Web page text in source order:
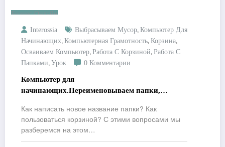
Бизнес Онлайн
Interossia Выбрасываем Мусор, Компьютер Для
Начинающих, Компьютерная Грамотность, Корзина,
Осваиваем Компьютер, Работа С Корзиной, Работа С
Папками, Урок 0 Комментарии
Компьютер для
начинающих.Переименовываем папки,
Как написать новое название папки? Как
пользоваться корзиной? С этими вопросами мы
разберемся на этом…